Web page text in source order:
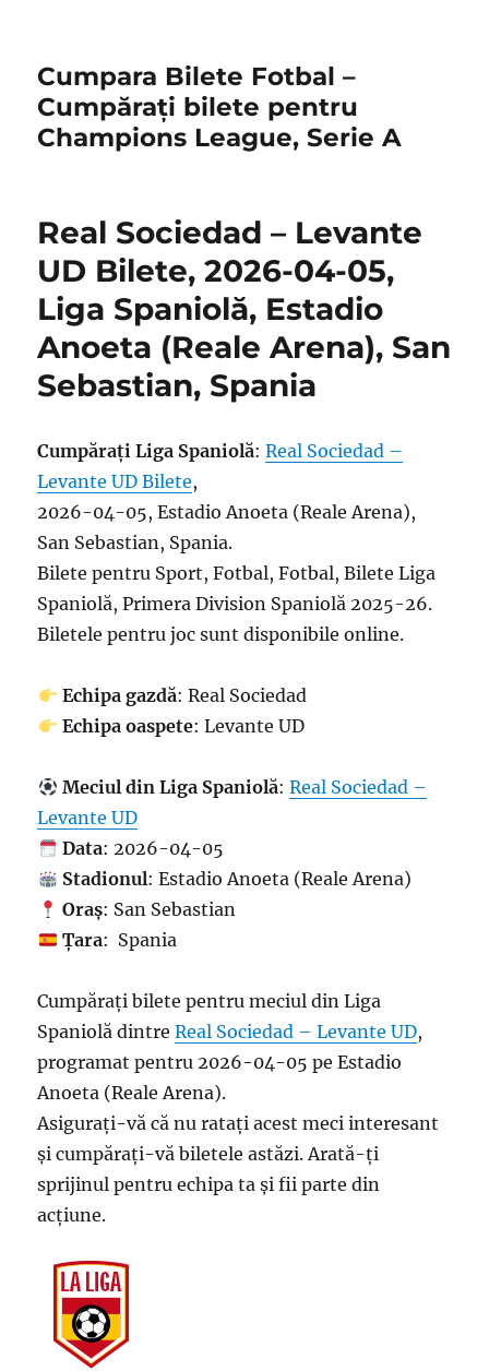
Cumpara Bilete Fotbal –
Cumpărați bilete pentru
Champions League, Serie A
Real Sociedad – Levante
UD Bilete, 2026-04-05,
Liga Spaniolă, Estadio
Anoeta (Reale Arena), San
Sebastian, Spania
Cumpărați Liga Spaniolă:Real Sociedad –
Levante UD Bilete,
2026-04-05, Estadio Anoeta (Reale Arena),
San Sebastian, Spania.
Bilete pentru Sport, Fotbal, Fotbal, Bilete Liga
Spaniolă, Primera Division Spaniolă 2025-26.
Biletele pentru joc sunt disponibile online.
Echipa gazdă: Real Sociedad
Echipa oaspete: Levante UD
Meciul din Liga Spaniolă: Real Sociedad –
Levante UD
Data: 2026-04-05
Stadionul: Estadio Anoeta (Reale Arena)
Oraș: San Sebastian
Țara: Spania
Cumpărați bilete pentru meciul din Liga
Spaniolă dintreReal Sociedad – Levante UD,
programat pentru 2026-04-05 pe Estadio
Anoeta (Reale Arena).
Asigurați-vă că nu ratați acest meci interesant
și cumpărați-vă biletele astăzi. Arată-ți
sprijinul pentru echipa ta și fii parte din
acțiune.